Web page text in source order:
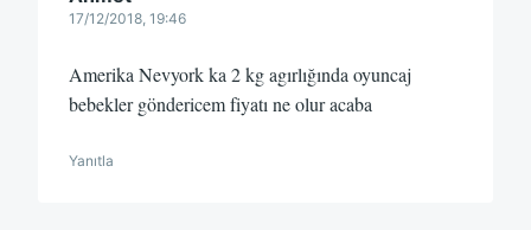
17/12/2018, 19:46
Amerika Nevyork ka 2 kg agırlığında oyuncaj
bebekler göndericem fiyatı ne olur acaba
Yanıtla